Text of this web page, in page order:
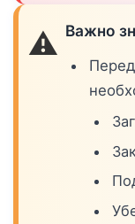
⚠️ Важно